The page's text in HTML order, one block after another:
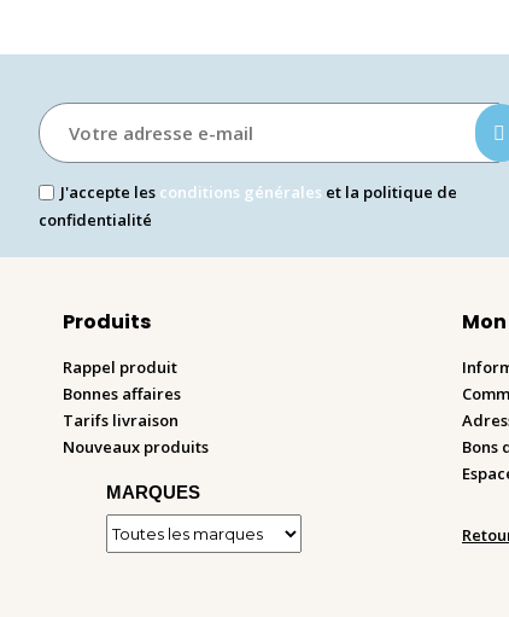
J'accepte les conditions générales et la politique de
confidentialité
Produits
Rappel produit
Bonnes affaires
Tarifs livraison
Nouveaux produits
MARQUES
Bons